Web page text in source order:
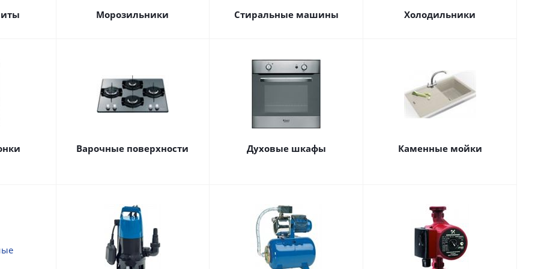
Морозильники Стиральные машины Холодильники
Варочные поверхности Духовые шкафы Каменные мойки